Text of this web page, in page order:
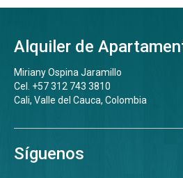
Alquiler de
Miriany Ospina Jaramillo
Cel. +57 312 743 3810
Cali, Valle del Cauca, Colombia
Síguenos